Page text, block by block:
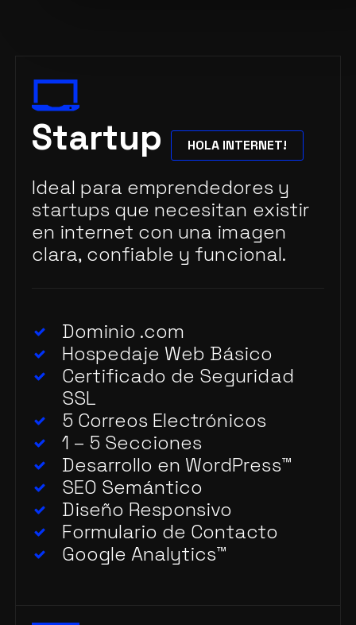
Startup HOLA INTERNET!
Ideal para emprendedores y
startups que necesitan existir
en internet con una imagen
clara, confiable y funcional.
Dominio .com
Hospedaje Web Básico
Certificado de Seguridad
SSL
5 Correos Electrónicos
1 – 5 Secciones
Desarrollo en WordPress™
SEO Semántico
Diseño Responsivo
Formulario de Contacto
Google Analytics™